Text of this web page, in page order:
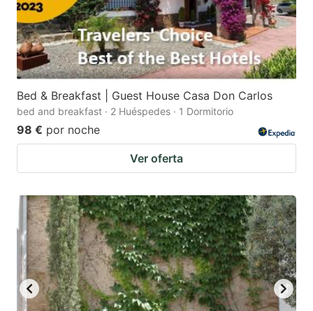
Bed & Breakfast | Guest House Casa Don Carlos
bed and breakfast · 2 Huéspedes · 1 Dormitorio
98 € por noche
Ver oferta